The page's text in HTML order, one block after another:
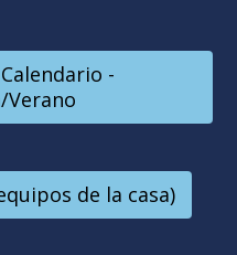
-
Verano
de la casa)